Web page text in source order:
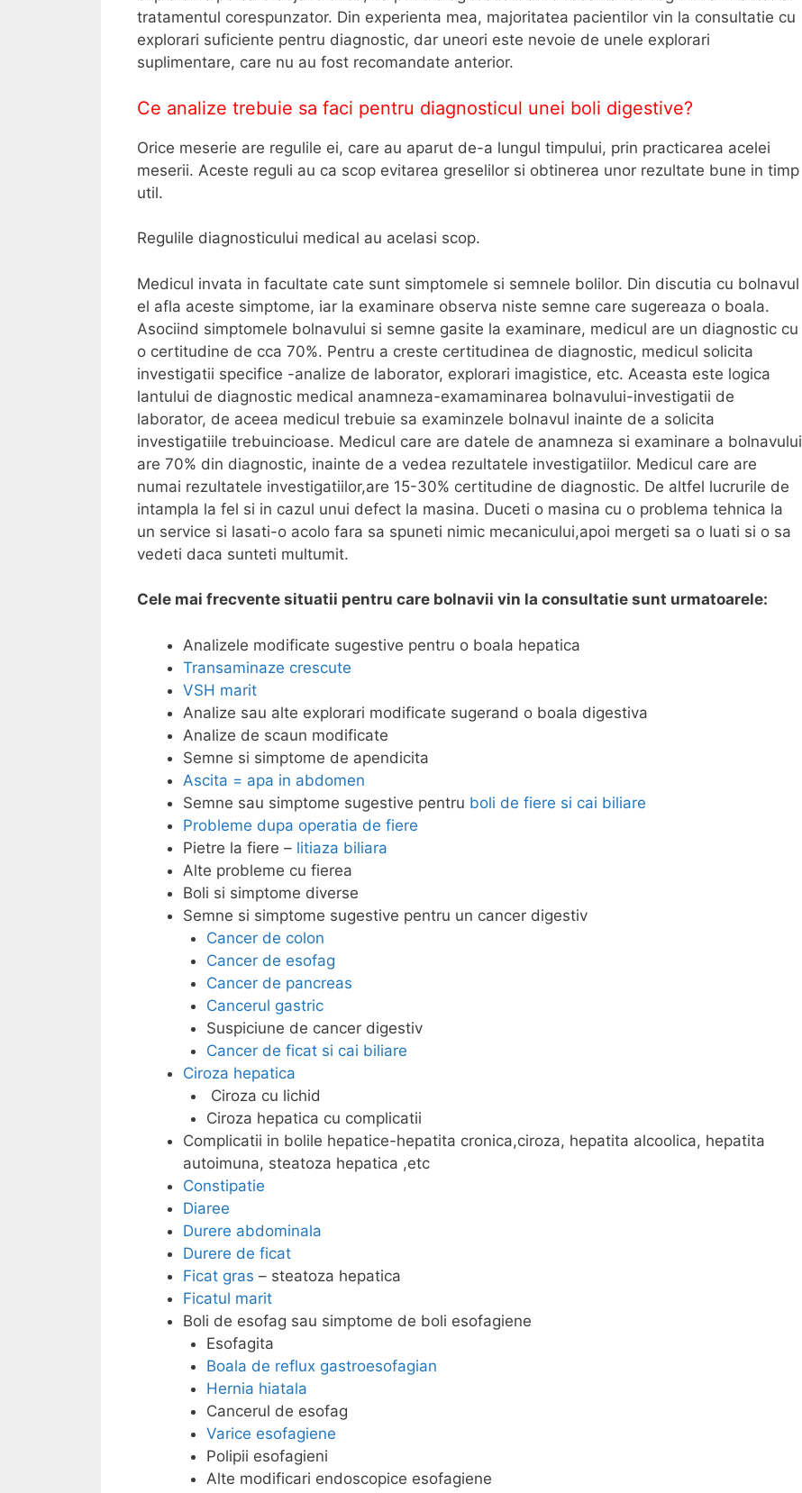
tratamentul corespunzator. Din experienta mea, majoritatea pacientilor vin la consultatie cu
explorari suficiente pentru diagnostic, dar uneori este nevoie de unele explorari
suplimentare, care nu au fost recomandate anterior.
Ce analize trebuie sa faci pentru diagnosticul unei boli digestive?
Orice meserie are regulile ei, care au aparut de-a lungul timpului, prin practicarea acelei
meserii. Aceste reguli au ca scop evitarea greselilor si obtinerea unor rezultate bune in timp
util.
Regulile diagnosticului medical au acelasi scop.
Medicul invata in facultate cate sunt simptomele si semnele bolilor. Din discutia cu bolnavul
el afla aceste simptome, iar la examinare observa niste semne care sugereaza o boala.
Asociind simptomele bolnavului si semne gasite la examinare, medicul are un diagnostic cu
o certitudine de cca 70%. Pentru a creste certitudinea de diagnostic, medicul solicita
investigatii specifice -analize de laborator, explorari imagistice, etc. Aceasta este logica
lantului de diagnostic medical anamneza-examaminarea bolnavului-investigatii de
laborator, de aceea medicul trebuie sa examinzele bolnavul inainte de a solicita
investigatiile trebuincioase. Medicul care are datele de anamneza si examinare a bolnavului
are 70% din diagnostic, inainte de a vedea rezultatele investigatiilor. Medicul care are
numai rezultatele investigatiilor,are 15-30% certitudine de diagnostic. De altfel lucrurile de
intampla la fel si in cazul unui defect la masina. Duceti o masina cu o problema tehnica la
un service si lasati-o acolo fara sa spuneti nimic mecanicului,apoi mergeti sa o luati si o sa
vedeti daca sunteti multumit.
Cele mai frecvente situatii pentru care bolnavii vin la consultatie sunt urmatoarele:
Analizele modificate sugestive pentru o boala hepatica
Transaminaze crescute
VSH marit
Analize sau alte explorari modificate sugerand o boala digestiva
Analize de scaun modificate
Semne si simptome de apendicita
Ascita = apa in abdomen
Semne sau simptome sugestive pentru boli de fiere si cai biliare
Probleme dupa operatia de fiere
Pietre la fiere – litiaza biliara
Alte probleme cu fierea
Boli si simptome diverse
Semne si simptome sugestive pentru un cancer digestiv
Cancer de colon
Cancer de esofag
Cancer de pancreas
Cancerul gastric
Suspiciune de cancer digestiv
Cancer de ficat si cai biliare
Ciroza hepatica
Ciroza cu lichid
Ciroza hepatica cu complicatii
Complicatii in bolile hepatice-hepatita cronica,ciroza, hepatita alcoolica, hepatita
autoimuna, steatoza hepatica ,etc
Constipatie
Diaree
Durere abdominala
Durere de ficat
Ficat gras – steatoza hepatica
Ficatul marit
Boli de esofag sau simptome de boli esofagiene
Esofagita
Boala de reflux gastroesofagian
Hernia hiatala
Cancerul de esofag
Varice esofagiene
Polipii esofagieni
Alte modificari endoscopice esofagiene